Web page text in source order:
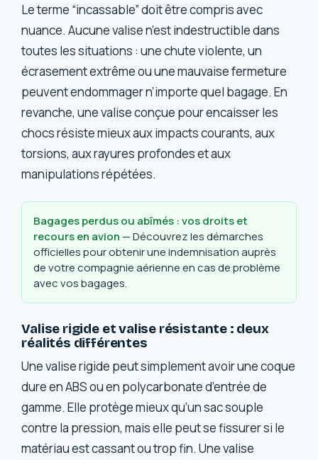
Le terme “incassable” doit être compris avec
nuance. Aucune valise n’est indestructible dans
toutes les situations : une chute violente, un
écrasement extrême ou une mauvaise fermeture
peuvent endommager n’importe quel bagage. En
revanche, une valise conçue pour encaisser les
chocs résiste mieux aux impacts courants, aux
torsions, aux rayures profondes et aux
manipulations répétées.
Bagages perdus ou abîmés : vos droits et
recours en avion — Découvrez les démarches
officielles pour obtenir une indemnisation auprès
de votre compagnie aérienne en cas de problème
avec vos bagages.
Valise rigide et valise résistante : deux
réalités différentes
Une valise rigide peut simplement avoir une coque
dure en ABS ou en polycarbonate d’entrée de
gamme. Elle protège mieux qu’un sac souple
contre la pression, mais elle peut se fissurer si le
matériau est cassant ou trop fin. Une valise